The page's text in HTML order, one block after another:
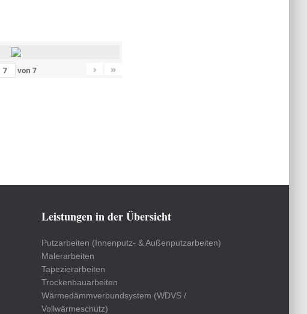
von7 › »
Leistungen in der Übersicht
Putzarbeiten (Innenputz- & Außenputzarbeiten)
Malerarbeiten
Tapezierarbeiten
Trockenbauarbeiten
Wärmedämmverbundsystem (WDVS /
Vollwärmeschutz)